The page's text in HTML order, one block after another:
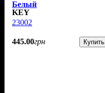
Белый
KEY
23002
445.00грн Купить